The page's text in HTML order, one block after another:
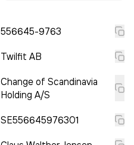
556645-9763
Twilfit AB
Change of Scandinavia
Holding A/S
SE556645976301